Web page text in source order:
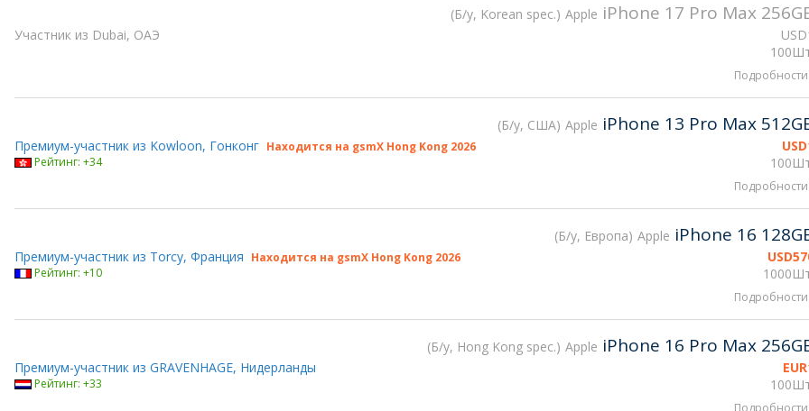
Б/у, Korean spec. Apple iPhone 17 Pro Max
USD
Участник из Dubai, ОАЭ
Подробности
Б/у, США Apple iPhone 13 Pro Max
USD
Премиум-участник из Kowloon, Гонконг Находится на gsmX Hong Kong 2026
Рейтинг: +34
Подробности
Б/у, Европа Apple iPhone 16
USD
Премиум-участник из Torcy, Франция Находится на gsmX Hong Kong 2026
Рейтинг: +10
Подробности
Б/у, Hong Kong spec. Apple iPhone 16 Pro Max
EUR
Премиум-участник из GRAVENHAGE, Нидерланды
Рейтинг: +33
Подробности